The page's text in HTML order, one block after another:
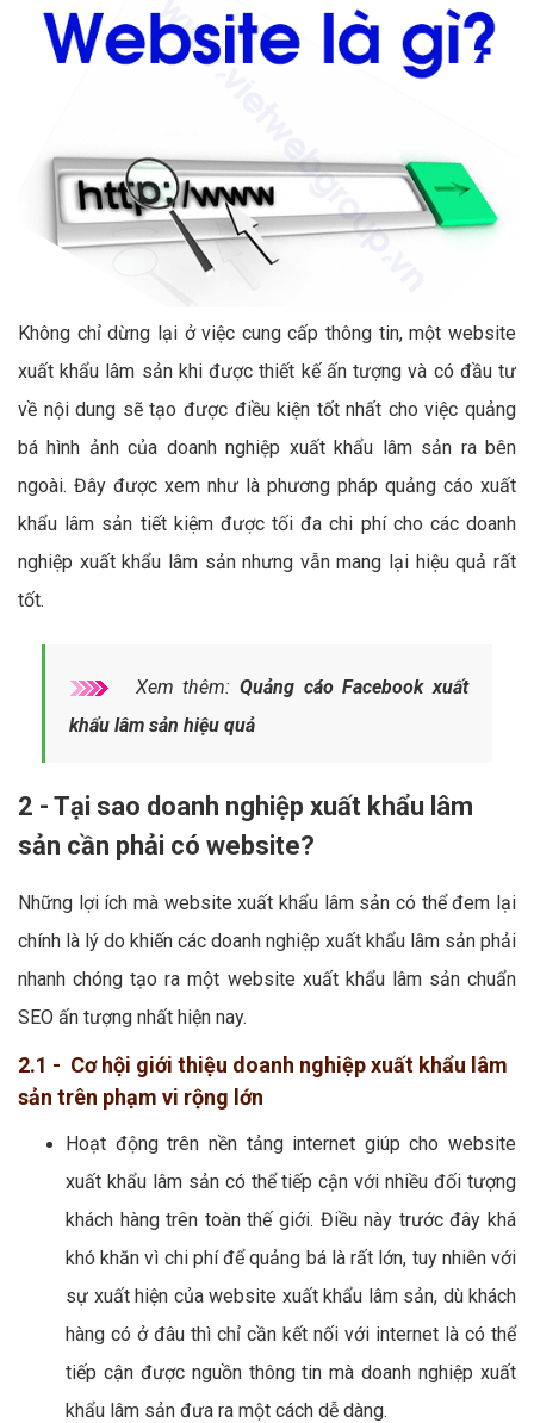
Không chỉ dừng lại ở việc cung cấp thông tin, một website
xuất khẩu lâm sản khi được thiết kế ấn tượng và có đầu tư
về nội dung sẽ tạo được điều kiện tốt nhất cho việc quảng
bá hình ảnh của doanh nghiệp xuất khẩu lâm sản ra bên
ngoài. Đây được xem như là phương pháp quảng cáo xuất
khẩu lâm sản tiết kiệm được tối đa chi phí cho các doanh
nghiệp xuất khẩu lâm sản nhưng vẫn mang lại hiệu quả rất
tốt.
Xem thêm: Quảng cáo Facebook xuất
khẩu lâm sản hiệu quả
2 - Tại sao doanh nghiệp xuất khẩu lâm
sản cần phải có website?
Những lợi ích mà website xuất khẩu lâm sản có thể đem lại
chính là lý do khiến các doanh nghiệp xuất khẩu lâm sản phải
nhanh chóng tạo ra một website xuất khẩu lâm sản chuẩn
SEO ấn tượng nhất hiện nay.
2.1 - Cơ hội giới thiệu doanh nghiệp xuất khẩu lâm
sản trên phạm vi rộng lớn
Hoạt động trên nền tảng internet giúp cho website
xuất khẩu lâm sản có thể tiếp cận với nhiều đối tượng
khách hàng trên toàn thế giới. Điều này trước đây khá
khó khăn vì chi phí để quảng bá là rất lớn, tuy nhiên với
sự xuất hiện của website xuất khẩu lâm sản, dù khách
hàng có ở đâu thì chỉ cần kết nối với internet là có thể
tiếp cận được nguồn thông tin mà doanh nghiệp xuất
khẩu lâm sản đưa ra một cách dễ dàng.